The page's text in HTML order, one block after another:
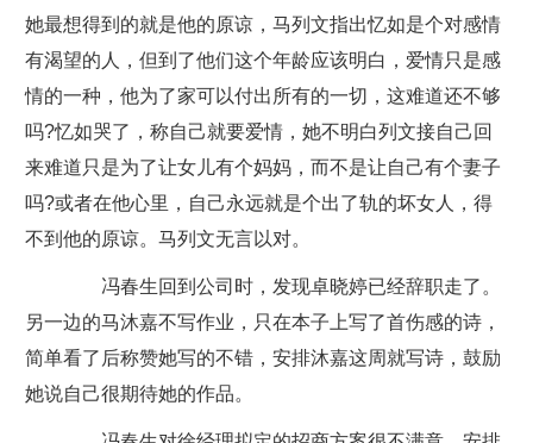
她最想得到的就是他的原谅，马列文指出忆如是个对感情
有渴望的人，但到了他们这个年龄应该明白，爱情只是感
情的一种，他为了家可以付出所有的一切，这难道还不够
吗?忆如哭了，称自己就要爱情，她不明白列文接自己回
来难道只是为了让女儿有个妈妈，而不是让自己有个妻子
吗?或者在他心里，自己永远就是个出了轨的坏女人，得
不到他的原谅。马列文无言以对。
冯春生回到公司时，发现卓晓婷已经辞职走了。
另一边的马沐嘉不写作业，只在本子上写了首伤感的诗，
简单看了后称赞她写的不错，安排沐嘉这周就写诗，鼓励
她说自己很期待她的作品。